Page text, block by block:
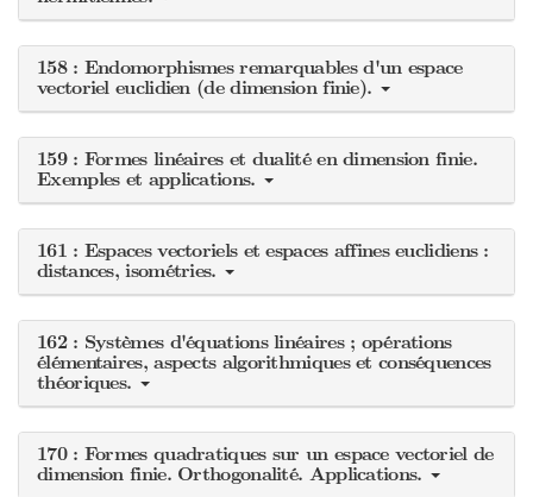
158 : Endomorphismes remarquables d'un espace
vectoriel euclidien (de dimension finie).
159 : Formes linéaires et dualité en dimension finie.
Exemples et applications.
161 : Espaces vectoriels et espaces affines euclidiens :
distances, isométries.
162 : Systèmes d'équations linéaires ; opérations
élémentaires, aspects algorithmiques et conséquences
théoriques.
170 : Formes quadratiques sur un espace vectoriel de
dimension finie. Orthogonalité. Applications.